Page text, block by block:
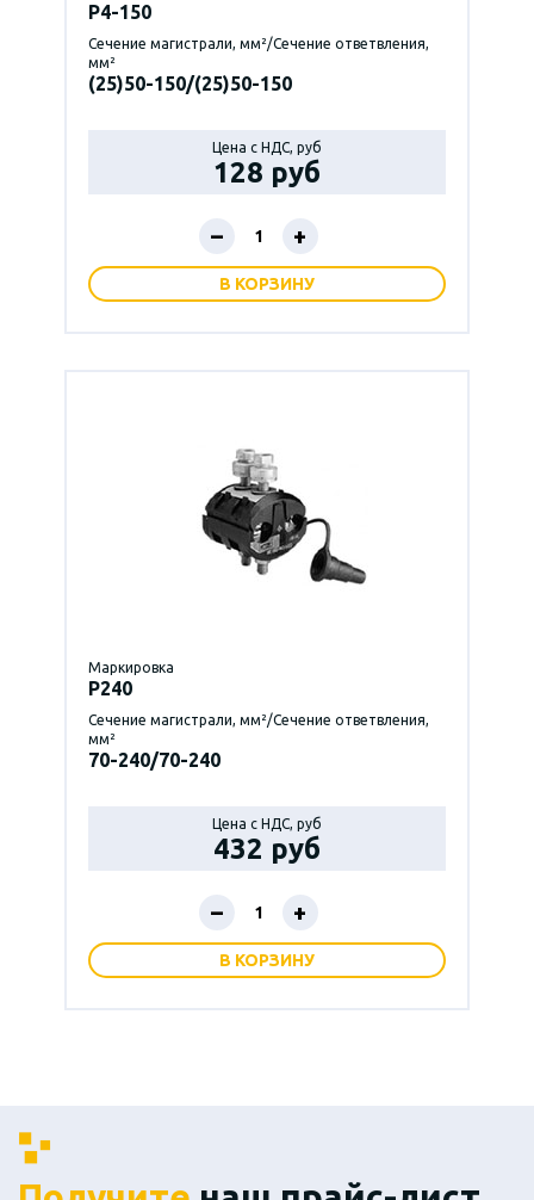
P4-150
Сечение магистрали, мм²/Сечение ответвления,
мм²
(25)50-150/(25)50-150
Цена с НДС, руб
128 руб
– +
В КОРЗИНУ
Маркировка
P240
Сечение магистрали, мм²/Сечение ответвления,
мм²
70-240/70-240
Цена с НДС, руб
432 руб
– +
В КОРЗИНУ